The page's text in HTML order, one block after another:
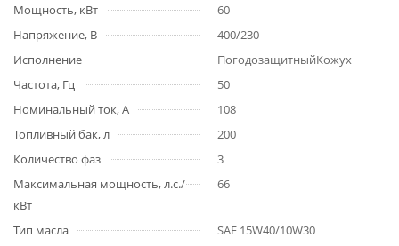
Мощность, кВт
60
Напряжение, В
400/230
Исполнение
ПогодозащитныйКожух
Частота, Гц
50
Номинальный ток, А
108
Топливный бак, л
200
Количество фаз
3
Максимальная мощность, л.с./
кВт
66
Тип масла
SAE 15W40/10W30